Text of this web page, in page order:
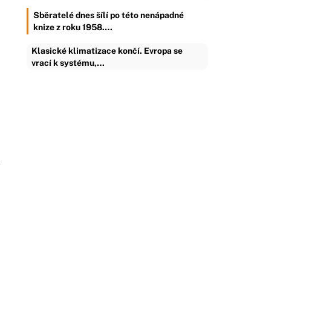
Sběratelé dnes šílí po této nenápadné
knize z roku 1958.…
Klasické klimatizace končí. Evropa se
vrací k systému,…